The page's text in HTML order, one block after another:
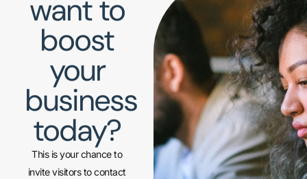
want to
boost
your
business
today?
This is your chance to
invite visitors to contact